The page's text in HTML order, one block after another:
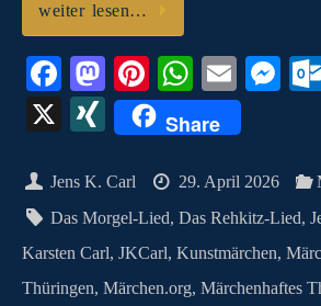
weiter lesen…
Fa
ce
bo
ok
M
as
to
do
n
Pi
nt
er
es
t
W
ha
ts
A
pp
E
m
ail
M
ng
er
X
X
N
G
Share
Jens K. Carl 29. April 2026
Das Morgel-Lied,Das Rehkitz-Lied,
Karsten Carl, JKCarl, Kunstmärchen,
Thüringen, Märchen.org, Märchenhaftes